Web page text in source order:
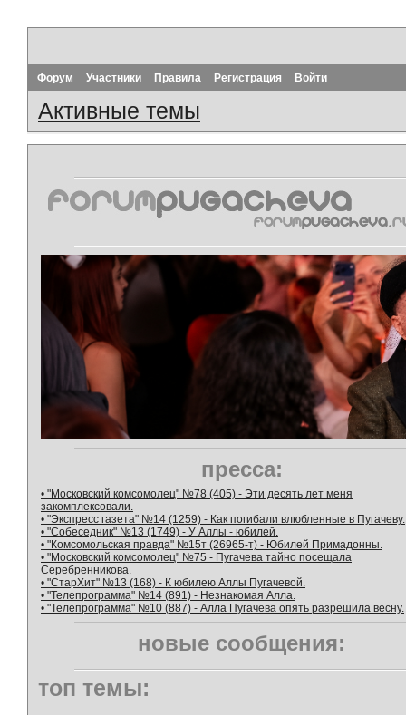
Форум Участники Правила Регистрация Войти
Активные темы
пресса:
• "Московский комсомолец" №78 (405) - Эти десять лет меня
закомплексовали.
• "Экспресс газета" №14 (1259) - Как погибали влюбленные в Пугачеву.
• "Собеседник" №13 (1749) - У Аллы - юбилей.
• "Комсомольская правда" №15т (26965-т) - Юбилей Примадонны.
• "Московский комсомолец" №75 - Пугачева тайно посещала
Серебренникова.
• "СтарХит" №13 (168) - К юбилею Аллы Пугачевой.
• "Телепрограмма" №14 (891) - Незнакомая Алла.
• "Телепрограмма" №10 (887) - Алла Пугачева опять разрешила весну.
новые сообщения:
топ темы: